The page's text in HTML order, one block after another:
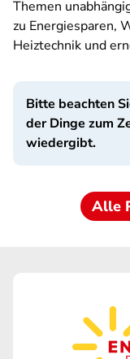
Themen
zu Energiesparen,
Heiztechnik und
Bitte beachten
der Dinge zum
wiedergibt.
Alle